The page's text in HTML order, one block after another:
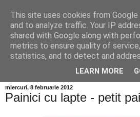
miercuri, 8 februarie 2012
Painici cu lapte - petit
This site uses cookies from
and to analyze traffic. Your IP
shared with Google along with
metrics to ensure quality of
statistics, and to detect and
LEARN MORE